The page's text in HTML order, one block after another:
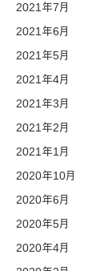
2021年7月
2021年6月
2021年5月
2021年4月
2021年3月
2021年2月
2021年1月
2020年10月
2020年6月
2020年5月
2020年4月